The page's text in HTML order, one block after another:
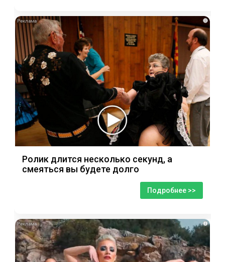
i
Ролик длится несколько секунд, а
смеяться вы будете долго
Подробнее >>
i